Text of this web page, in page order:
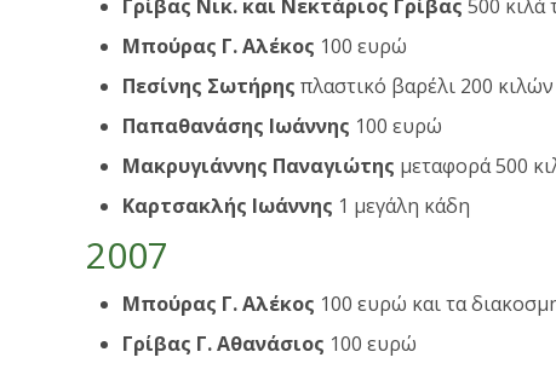
Γρίβας Νικ. και Νεκτάριος Γρίβας 500 κιλά
Μπούρας Γ. Αλέκος 100 ευρώ
Πεσίνης Σωτήρης πλαστικό βαρέλι 200 κιλών
Παπαθανάσης Ιωάννης 100 ευρώ
Μακρυγιάννης Παναγιώτης μεταφορά 500
Καρτσακλής Ιωάννης 1 μεγάλη κάδη
2007
Μπούρας Γ. Αλέκος 100 ευρώ και τα
Γρίβας Γ. Αθανάσιος 100 ευρώ